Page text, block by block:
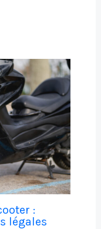
:
légales